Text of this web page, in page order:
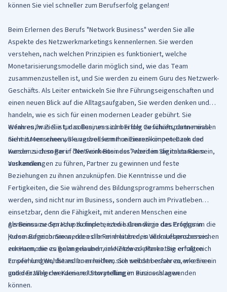
können Sie viel schneller zum Berufserfolg gelangen!
Beim Erlernen des Berufs "Network Business" werden Sie alle
Aspekte des Netzwerkmarketings kennenlernen. Sie werden
verstehen, nach welchen Prinzipien es funktioniert, welche
Monetarisierungsmodelle darin möglich sind, wie das Team
zusammenzustellen ist, und Sie werden zu einem Guru des Netzwerk-
Geschäfts. Als Leiter entwickeln Sie Ihre Führungseigenschaften und
einen neuen Blick auf die Alltagsaufgaben, Sie werden denken und
handeln, wie es sich für einen modernen Leader gebührt. Sie
erfahren, was Sie tun sollen, um sich bei der Geschäftspartnerwahl
nicht zu verrennen, Sie verbessern Ihre Finanzkompetenzen und
werden sich sogar in den Feinheiten der Arbeit im digitalen Raum
auskennen.
Wenn es Ihr Ziel ist, das Business zum Erfolg zu führen, dann müssen
Sie mit Menschen wirkungsvoll kommunizieren können. Dank den
Kursen zu dem Beruf "Network Business" werden Sie imstande sein,
Verhandlungen zu führen, Partner zu gewinnen und feste
Beziehungen zu ihnen anzuknüpfen. Die Kenntnisse und die
Fertigkeiten, die Sie während des Bildungsprogramms beherrschen
werden, sind nicht nur im Business, sondern auch im Privatleben
einsetzbar, denn die Fähigkeit, mit anderen Menschen eine
gemeinsame Sprache zu finden, ist die Grundlage des Erfolgs in
jedem Bereich. Sie werden die Feinheiten des Verkaufsprozesses
erlernen, die es Ihnen erlauben, im Netzwerk-Marketing erfolgreich
zu sein und Wohlstand zu erreichen. Sie werden erfahren, wie Sie ein
guter Erzähler werden und Storytelling im Business anwenden
können.
Als Bonus zu den Hauptkompetenzen haben wir in das Programm die
Kurse aufgenommen, die es Ihnen erlauben, in allen Lebensbereichen
zur Harmonie zu gelangen und reale Ziele zu planen. Sie erhalten
Empfehlungen, die es Ihnen helfen, sich selbst besser zu erkennen
und den Weg der Karriere-Umwandlungen einzuschlagen.